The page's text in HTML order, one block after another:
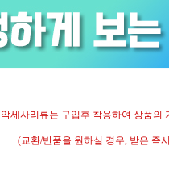
세사리류는 구입후 착용하여 상품의
(교환/반품을 원하실 경우, 받은 즉